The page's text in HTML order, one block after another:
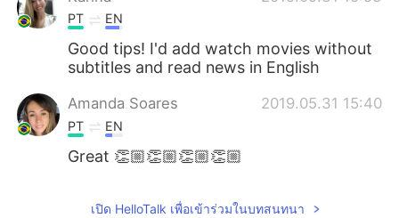
PT EN
Good tips! I'd add watch movies without
subtitles and read news in English
Amanda Soares 2019.05.31 15:40
PT EN
Great 👏🏼👏🏼👏🏼👏🏼
เปิด HelloTalk เพื่อเข้าร่วมในบทสนทนา